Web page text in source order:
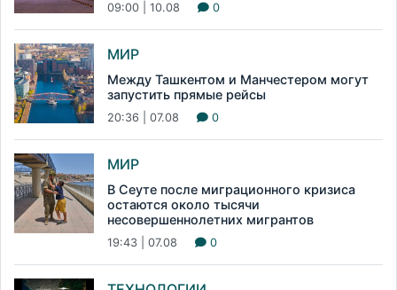
09:00 | 10.08 0
МИР
Между Ташкентом и Манчестером могут
запустить прямые рейсы
20:36 | 07.08 0
МИР
В Сеуте после миграционного кризиса
остаются около тысячи
несовершеннолетних мигрантов
19:43 | 07.08 0